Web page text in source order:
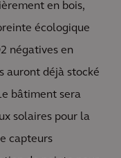
en bois,
écologique
négatives en
auront déjà stocké
bâtiment sera
solaires pour la
capteurs